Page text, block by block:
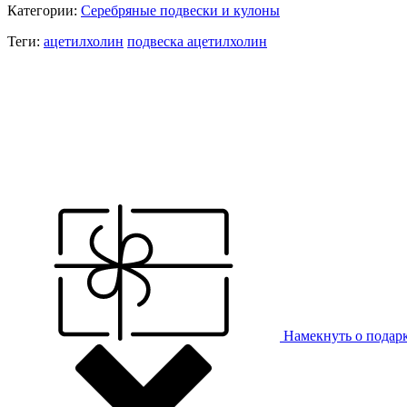
Категории: Серебряные подвески и кулоны
Теги: ацетилхолин подвеска ацетилхолин
Намекнуть о